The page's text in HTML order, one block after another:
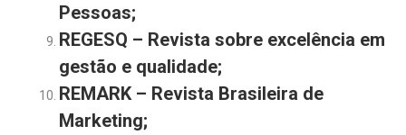
Pessoas;
REGESQ – Revista sobre excelência em
gestão e qualidade;
REMARK – Revista Brasileira de
Marketing;